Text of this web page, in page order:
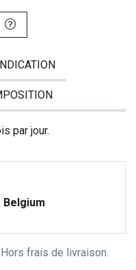
INDICATION
par jour.
Belgium
frais de livraison.